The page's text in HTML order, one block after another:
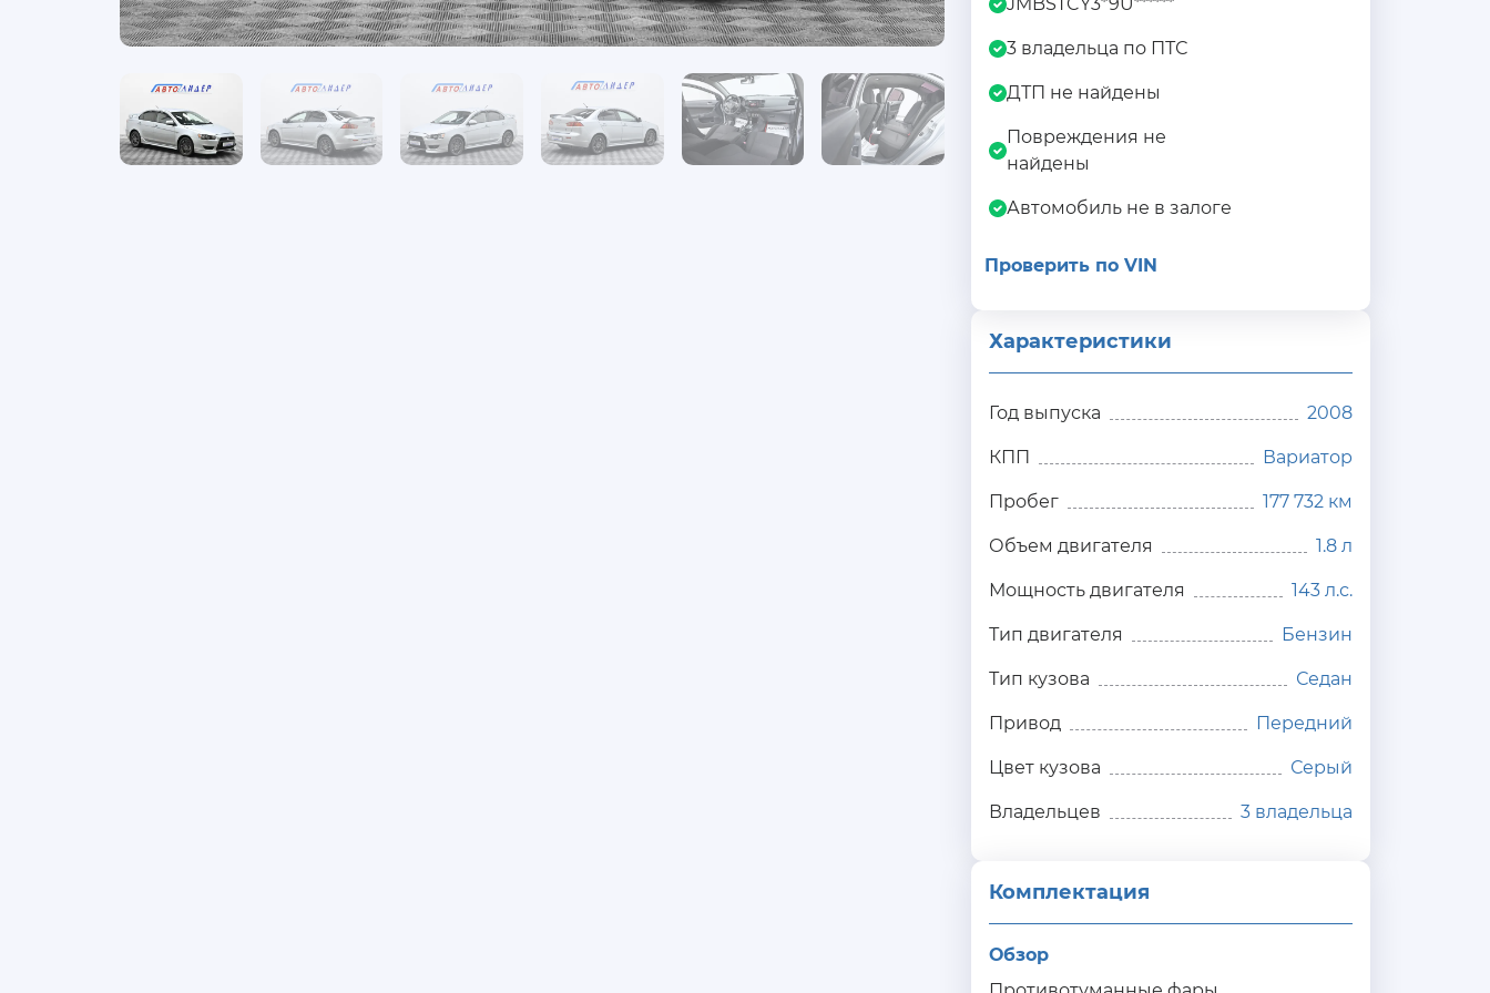
3 владельца по ПТС
ДТП не найдены
Повреждения не
найдены
Автомобиль не в залоге
Проверить по VIN
Характеристики
Год выпуска 2008
КПП Вариатор
Пробег 177 732 км
Объем двигателя 1.8 л
Мощность двигателя 143 л.с.
Тип двигателя Бензин
Тип кузова Седан
Привод Передний
Цвет кузова Серый
Владельцев 3 владельца
Комплектация
Обзор